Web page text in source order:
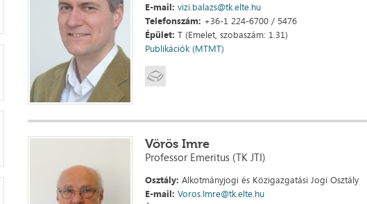
E-mail: vizi.balazs@tk.elte.hu
Telefonszám: +36-1 224-6700 / 5476
Épület: T (Emelet, szobaszám: 1.31)
Publikációk (MTMT)
Vörös Imre
Professor Emeritus (TK JTI)
Osztály: Alkotmányjogi és Közigazgatási Jogi Osztály
E-mail: Voros.Imre@tk.elte.hu